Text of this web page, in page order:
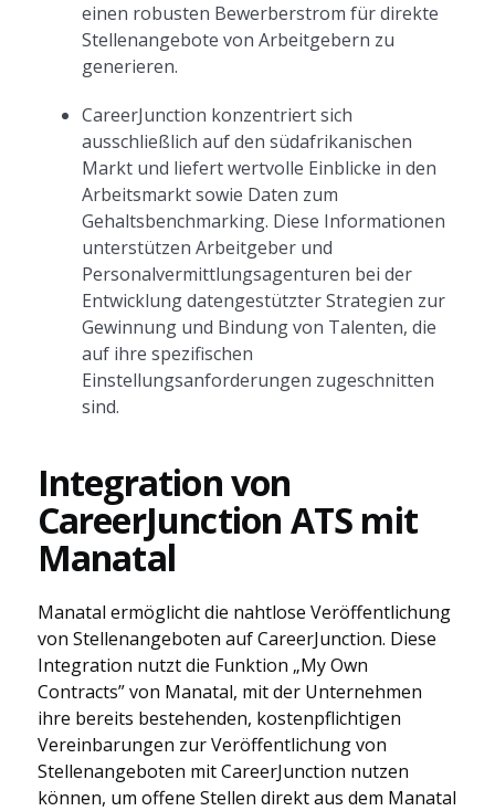
einen robusten Bewerberstrom für direkte
Stellenangebote von Arbeitgebern zu
generieren.
CareerJunction konzentriert sich
ausschließlich auf den südafrikanischen
Markt und liefert wertvolle Einblicke in den
Arbeitsmarkt sowie Daten zum
Gehaltsbenchmarking. Diese Informationen
unterstützen Arbeitgeber und
Personalvermittlungsagenturen bei der
Entwicklung datengestützter Strategien zur
Gewinnung und Bindung von Talenten, die
auf ihre spezifischen
Einstellungsanforderungen zugeschnitten
sind.
Integration von
CareerJunction ATS mit
Manatal
Manatal ermöglicht die nahtlose Veröffentlichung
von Stellenangeboten auf CareerJunction. Diese
Integration nutzt die Funktion „My Own
Contracts” von Manatal, mit der Unternehmen
ihre bereits bestehenden, kostenpflichtigen
Vereinbarungen zur Veröffentlichung von
Stellenangeboten mit CareerJunction nutzen
können, um offene Stellen direkt aus dem Manatal